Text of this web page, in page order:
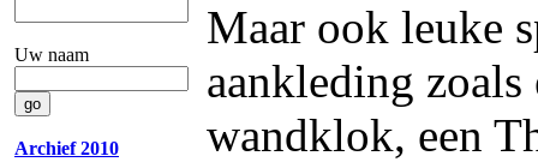
Uw naam
Archief 2010
Maar ook leuke
aankleding zoals
wandklok, een